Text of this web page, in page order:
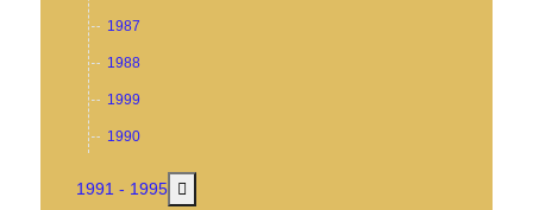
1987
1988
1999
1990
1991 - 1995